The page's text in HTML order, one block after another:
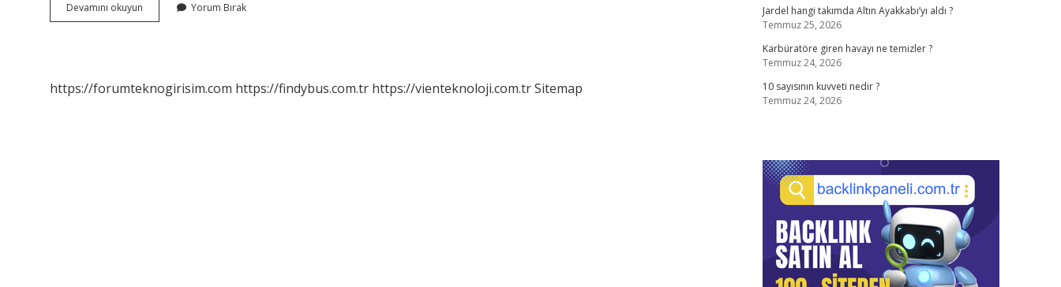
Devamını okuyun
Su
Yorum Bırak
https://forumteknogirisim.com https://findybus.com.tr https://vienteknoloji.com.trSitemap
Jardel hangi takımda Altın Ayakkabı’yı aldı ?
Temmuz 25, 2026
Karbüratöre giren havayı ne temizler ?
Temmuz 24, 2026
10 sayısının kuvveti nedir ?
Temmuz 24, 2026